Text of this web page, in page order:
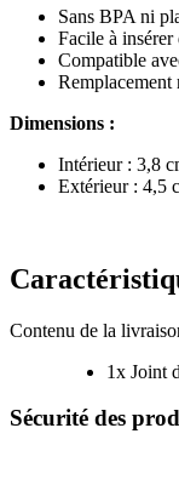
Sans BPA ni
Facile à
Compatible
Remplacement
Dimensions :
Intérieur : 3,8
Extérieur : 4,5
Contenu de la
1x Joint
Sécurité des